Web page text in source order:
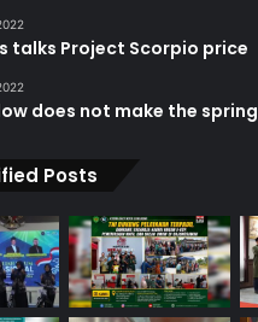
talks Project Scorpio price
does not make the spring
Posts